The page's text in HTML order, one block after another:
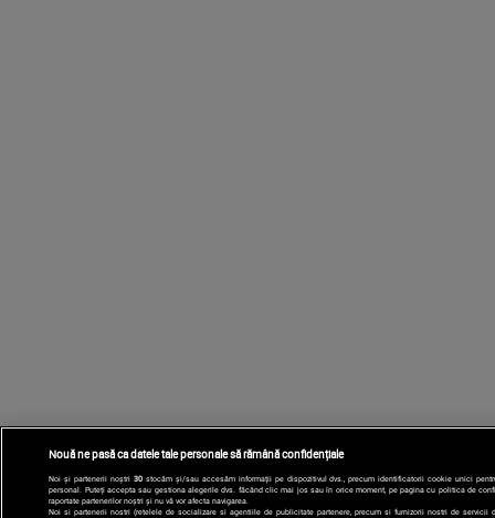
Nouă ne pasă ca datele tale personale să rămână confidențiale
Noi și partenerii noștri30 stocăm și/sau accesăm informații pe dispozitivul dvs., precum identificatorii cookie unici
personal. Puteți accepta sau gestiona alegerile dvs. făcând clic mai jos sau în orice moment, pe pagina cu politica de
raportate partenerilor noștri și nu vă vor afecta navigarea.
Noi si partenerii nostri (retelele de socializare si agentiile de publicitate partenere, precum si furnizorii nostri de servicii